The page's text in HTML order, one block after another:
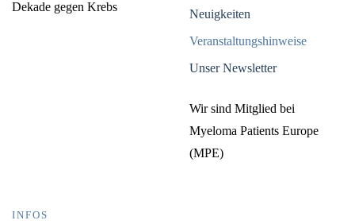
Dekade gegen Krebs
Neuigkeiten
Veranstaltungshinweise
Unser Newsletter
Wir sind Mitglied bei
Myeloma Patients Europe
(MPE)
INFOS